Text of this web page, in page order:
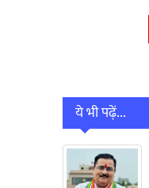
ये भी पढ़ें...